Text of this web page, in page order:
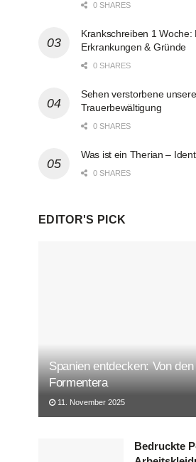
0 SHARES
Krankschreiben 1 Woche:
Erkrankungen & Gründe
0 SHARES
Sehen verstorbene
Trauerbewältigung
0 SHARES
Was ist ein Therian –
0 SHARES
EDITOR'S PICK
Spanien entdecken: Von
Formentera
11. November 2025
Bedruckte